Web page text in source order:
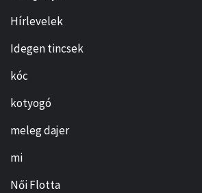
Hírlevelek
Idegen tincsek
kóc
kotyogó
meleg dajer
mi
Női Flotta